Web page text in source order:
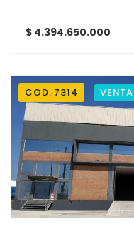
$ 4.394.650.000
COD: 7314 VENTA